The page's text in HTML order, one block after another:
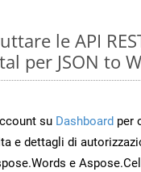
le API
per JSON to
su Dashboard per
e dettagli di
e